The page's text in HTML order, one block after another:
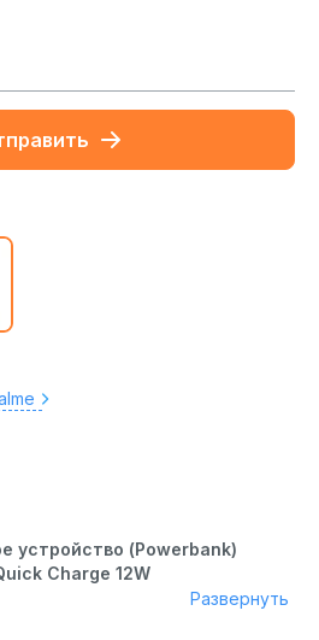
устройство (Powerbank)
Charge 12W
Развернуть